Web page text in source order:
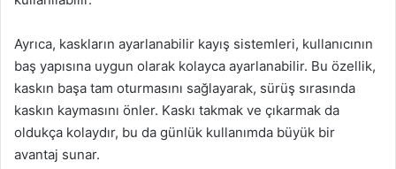
Ayrıca, kaskların ayarlanabilir kayış sistemleri, kullanıcının
baş yapısına uygun olarak kolayca ayarlanabilir. Bu özellik,
kaskın başa tam oturmasını sağlayarak, sürüş sırasında
kaskın kaymasını önler. Kaskı takmak ve çıkarmak da
oldukça kolaydır, bu da günlük kullanımda büyük bir
avantaj sunar.